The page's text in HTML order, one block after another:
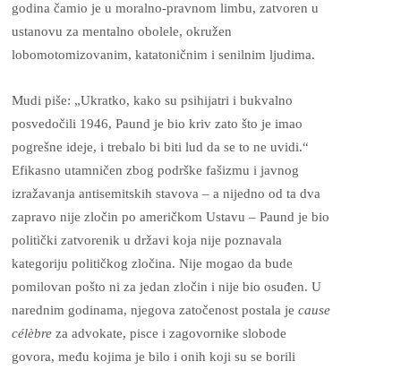
godina čamio je u moralno-pravnom limbu, zatvoren u
ustanovu za mentalno obolele, okružen
lobomotomizovanim, katatoničnim i senilnim ljudima.
Mudi piše: „Ukratko, kako su psihijatri i bukvalno
posvedočili 1946, Paund je bio kriv zato što je imao
pogrešne ideje, i trebalo bi biti lud da se to ne uvidi.“
Efikasno utamničen zbog podrške fašizmu i javnog
izražavanja antisemitskih stavova – a nijedno od ta dva
zapravo nije zločin po američkom Ustavu – Paund je bio
politički zatvorenik u državi koja nije poznavala
kategoriju političkog zločina. Nije mogao da bude
pomilovan pošto ni za jedan zločin i nije bio osuđen. U
narednim godinama, njegova zatočenost postala jecause
célèbre za advokate, pisce i zagovornike slobode
govora, među kojima je bilo i onih koji su se borili